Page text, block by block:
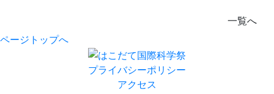
一覧へ
ページトップへ
プライバシーポリシー
アクセス